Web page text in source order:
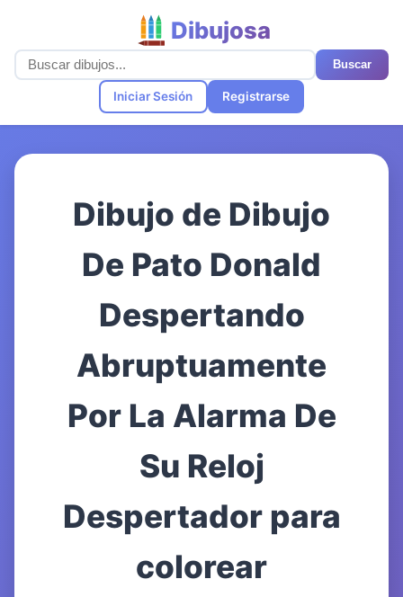
Dibujosa
Buscar
Iniciar Sesión Registrarse
Dibujo de Dibujo
De Pato Donald
Despertando
Abruptuamente
Por La Alarma De
Su Reloj
Despertador para
colorear